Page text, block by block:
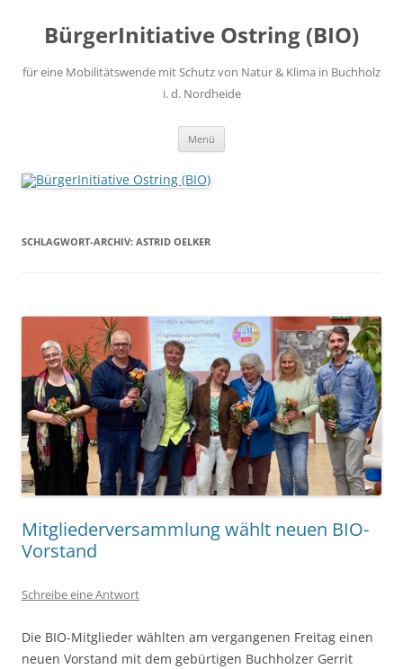
springen
BürgerInitiative Ostring (BIO)
für eine Mobilitätswende mit Schutz von Natur & Klima in Buchholz
i. d. Nordheide
Menü
SCHLAGWORT-ARCHIV: ASTRID OELKER
Mitgliederversammlung wählt neuen BIO-
Vorstand
Schreibe eine Antwort
Die BIO-Mitglieder wählten am vergangenen Freitag einen
neuen Vorstand mit dem gebürtigen Buchholzer Gerrit